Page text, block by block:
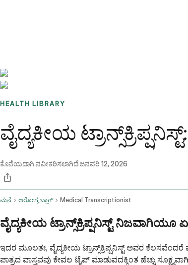
HEALTH LIBRARY
ವೈದ್ಯಕೀಯ
ಕೊನೆಯದಾಗಿ ನವೀಕರಿಸಲಾಗಿದೆಜನವರಿ 12, 2026
ಮನೆ ಆರೋಗ್ಯ ಬ್ಲಾಗ್ Medical Transcriptionist
ವೈದ್ಯಕೀಯ ಟ್ರಾನ್ಸ್‌ಕ್ರಿಪ್ಷನಿಸ್ಟ್ ನಿಜವಾಗಿಯೂ
ಇದರ ಮೂಲತಃ, ವೈದ್ಯಕೀಯ ಟ್ರಾನ್ಸ್‌ಕ್ರಿಪ್ಷನಿಸ್ಟ್ ಅವರ
ಪಾತ್ರದ ವಾಸ್ತವವು ಕೇವಲ ಟೈಪ್ ಮಾಡುವದಕ್ಕಿಂತ ಹೆಚ್ಚು